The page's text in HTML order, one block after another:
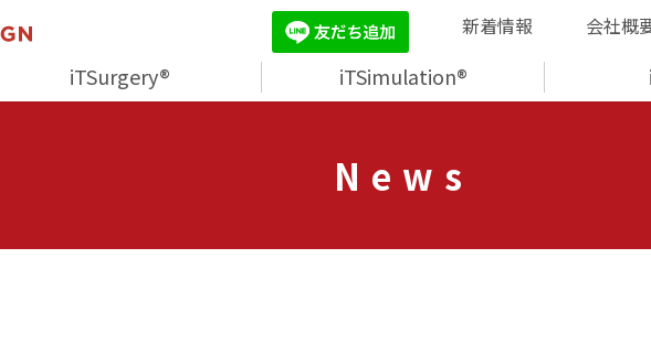
新着情報 会社概
iTSurgery® iTSimulation®
News